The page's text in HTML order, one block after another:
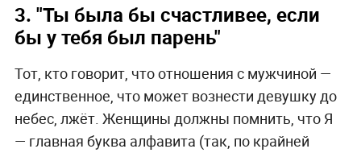
3. "Ты была бы счастливее, если
бы у тебя был парень"
Тот, кто говорит, что отношения с мужчиной —
единственное, что может вознести девушку до
небес, лжёт. Женщины должны помнить, что Я
— главная буква алфавита (так, по крайней